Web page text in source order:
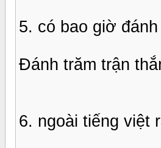
5. có bao giờ
Đánh trăm trận
6. ngoài tiếng việt